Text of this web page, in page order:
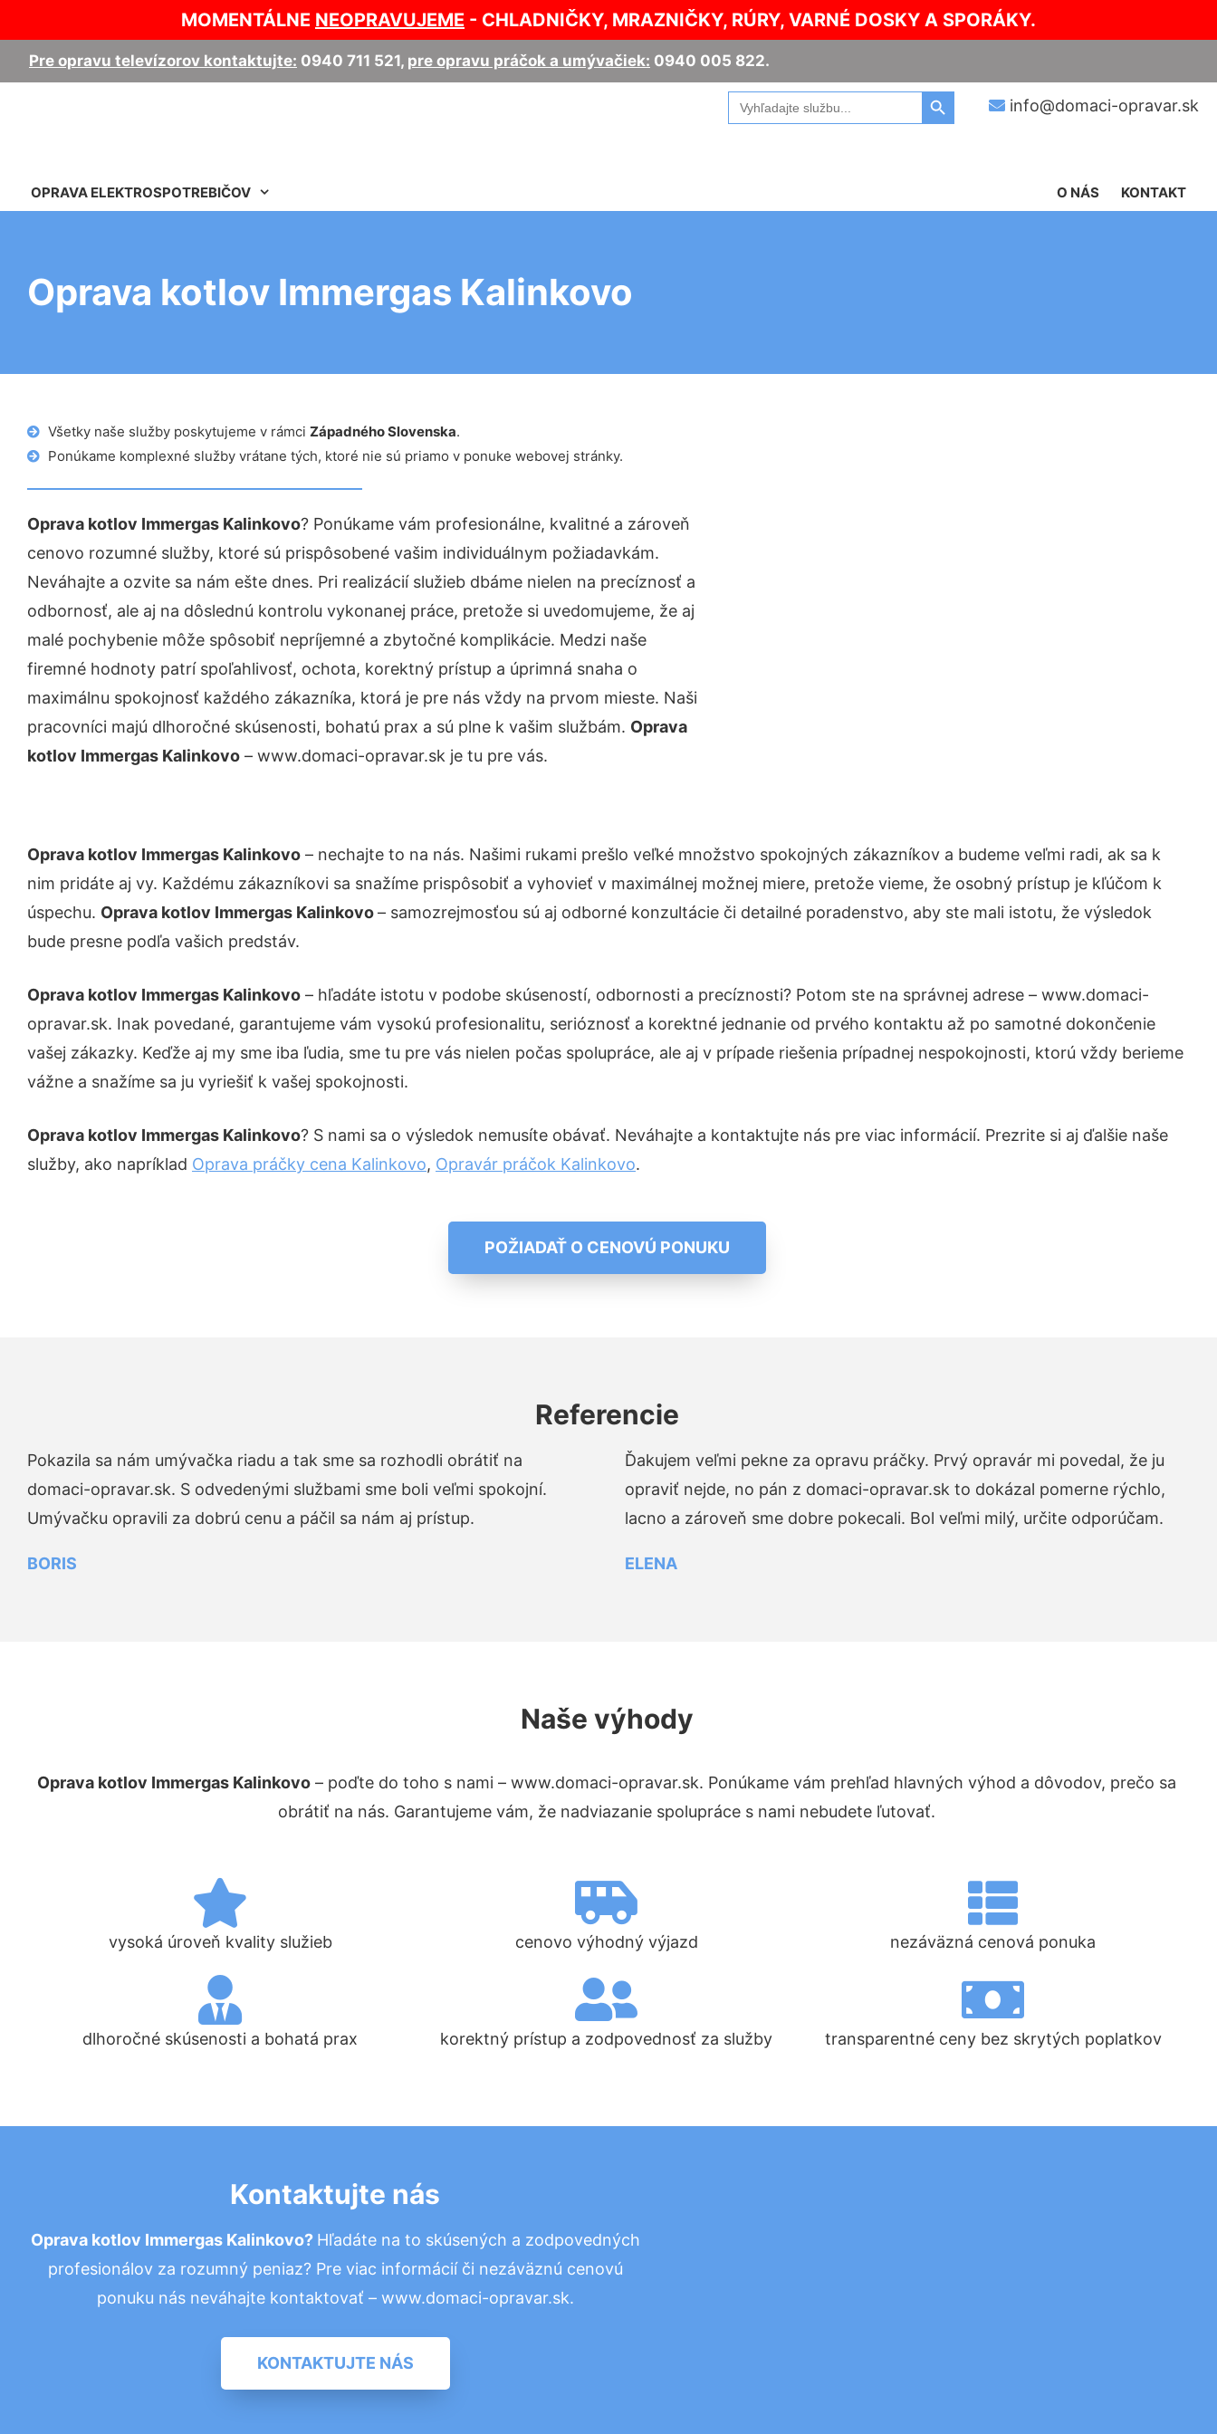
MOMENTÁLNE NEOPRAVUJEME - CHLADNIČKY, MRAZNIČKY, RÚRY, VARNÉ DOSKY A SPORÁKY.
Pre opravu televízorov kontaktujte: 0940 711 521, pre opravu práčok a umývačiek: 0940 005 822.
info@domaci-opravar.sk
Search
for:
Search Button
OPRAVA ELEKTROSPOTREBIČOV KONTAKT
O NÁS
Oprava kotlov Immergas Kalinkovo
Všetky naše služby poskytujeme v rámci Západného Slovenska.
Ponúkame komplexné služby vrátane tých, ktoré nie sú priamo v ponuke webovej stránky.
Oprava kotlov Immergas Kalinkovo? Ponúkame vám profesionálne, kvalitné a zároveň
cenovo rozumné služby, ktoré sú prispôsobené vašim individuálnym požiadavkám.
Neváhajte a ozvite sa nám ešte dnes. Pri realizácií služieb dbáme nielen na precíznosť a
odbornosť, ale aj na dôslednú kontrolu vykonanej práce, pretože si uvedomujeme, že aj
malé pochybenie môže spôsobiť nepríjemné a zbytočné komplikácie. Medzi naše
firemné hodnoty patrí spoľahlivosť, ochota, korektný prístup a úprimná snaha o
maximálnu spokojnosť každého zákazníka, ktorá je pre nás vždy na prvom mieste. Naši
pracovníci majú dlhoročné skúsenosti, bohatú prax a sú plne k vašim službám. Oprava
kotlov Immergas Kalinkovo – www.domaci-opravar.sk je tu pre vás.
Oprava kotlov Immergas Kalinkovo – nechajte to na nás. Našimi rukami prešlo veľké množstvo spokojných zákazníkov a budeme veľmi radi, ak sa k
nim pridáte aj vy. Každému zákazníkovi sa snažíme prispôsobiť a vyhovieť v maximálnej možnej miere, pretože vieme, že osobný prístup je kľúčom k
úspechu. Oprava kotlov Immergas Kalinkovo– samozrejmosťou sú aj odborné konzultácie či detailné poradenstvo, aby ste mali istotu, že výsledok
bude presne podľa vašich predstáv.
Oprava kotlov Immergas Kalinkovo – hľadáte istotu v podobe skúseností, odbornosti a precíznosti? Potom ste na správnej adrese – www.domaci-
opravar.sk. Inak povedané, garantujeme vám vysokú profesionalitu, serióznosť a korektné jednanie od prvého kontaktu až po samotné dokončenie
vašej zákazky. Keďže aj my sme iba ľudia, sme tu pre vás nielen počas spolupráce, ale aj v prípade riešenia prípadnej nespokojnosti, ktorú vždy berieme
vážne a snažíme sa ju vyriešiť k vašej spokojnosti.
Oprava kotlov Immergas Kalinkovo? S nami sa o výsledok nemusíte obávať. Neváhajte a kontaktujte nás pre viac informácií. Prezrite si aj ďalšie naše
služby, ako napríklad Oprava práčky cena Kalinkovo, Opravár práčok Kalinkovo.
POŽIADAŤ O CENOVÚ PONUKU
Referencie
Pokazila sa nám umývačka riadu a tak sme sa rozhodli obrátiť na
domaci-opravar.sk. S odvedenými službami sme boli veľmi spokojní.
Umývačku opravili za dobrú cenu a páčil sa nám aj prístup.
BORIS
Ďakujem veľmi pekne za opravu práčky. Prvý opravár mi povedal, že ju
opraviť nejde, no pán z domaci-opravar.sk to dokázal pomerne rýchlo,
lacno a zároveň sme dobre pokecali. Bol veľmi milý, určite odporúčam.
ELENA
Naše výhody
Oprava kotlov Immergas Kalinkovo – poďte do toho s nami – www.domaci-opravar.sk. Ponúkame vám prehľad hlavných výhod a dôvodov, prečo sa
obrátiť na nás. Garantujeme vám, že nadviazanie spolupráce s nami nebudete ľutovať.
vysoká úroveň kvality služieb cenovo výhodný výjazd nezáväzná cenová ponuka
dlhoročné skúsenosti a bohatá prax korektný prístup a zodpovednosť za služby transparentné ceny bez skrytých poplatkov
Kontaktujte nás
Oprava kotlov Immergas Kalinkovo? Hľadáte na to skúsených a zodpovedných
profesionálov za rozumný peniaz? Pre viac informácií či nezáväznú cenovú
ponuku nás neváhajte kontaktovať – www.domaci-opravar.sk.
KONTAKTUJTE NÁS